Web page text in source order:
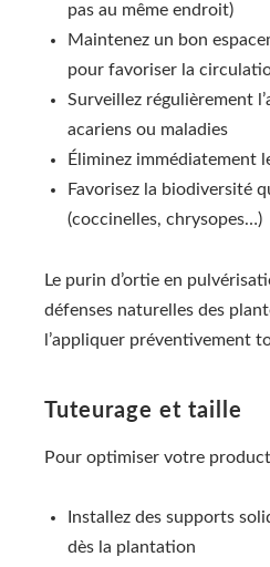
pas au même endroit)
Maintenez un bon
pour favoriser la
Surveillez régulièrement
acariens ou maladies
Éliminez immédiatement
Favorisez la biodiversité
(coccinelles, chrysopes…)
Le purin d’ortie en
défenses naturelles des
l’appliquer préventivement
Tuteurage et taille
Pour optimiser votre
Installez des supports
dès la plantation